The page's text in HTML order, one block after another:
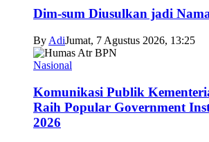
Dim-sum Diusulkan jadi
By AdiJumat, 7 Agustus 2026, 13:25
Nasional
Komunikasi Publik
Raih Popular Government
2026